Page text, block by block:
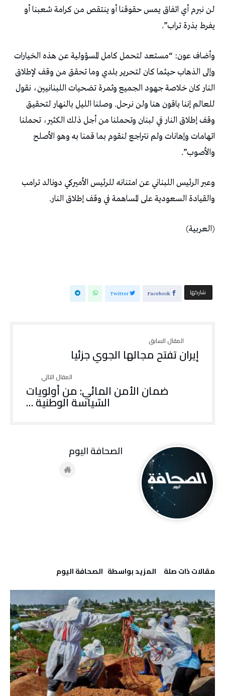
لن نبرم أي اتفاق يمس حقوقنا أو ينتقص من كرامة شعبنا أو
يفرط بذرة تراب”.
وأضاف عون: “مستعد لتحمل كامل المسؤولية عن هذه الخيارات
وإلى الذهاب حيثما كان لتحرير بلدي وما تحقق من وقف لإطلاق
النار كان خلاصة جهود الجميع وثمرة تضحيات اللبنانيين، نقول
للعالم إننا باقون هنا ولن نرحل. وصلنا الليل بالنهار لتحقيق
وقف إطلاق النار في لبنان وتحملنا من أجل ذلك الكثير، تحملنا
اتهامات وإهانات ولم نتراجع لنقوم بما قمنا به وهو الأصلح
والأصوب”.
وعبر الرئيس اللبناني عن امتنانه للرئيس الأميركي دونالد ترامب
والقيادة السعودية على المساهمة في وقف إطلاق النار.
(العربية)
‫‫ شاركها‬ Facebook
Twitter
إيران تفتح مجالها الجوي جزئيا
ضمان الأمن المائي: من أولويات
السّياسة الوطنية …
‫مقالات ذات صلة‬ ‫‫المزيد بواسطة‬ ‬ ‭ ‬الصحافة‭ ‬اليوم